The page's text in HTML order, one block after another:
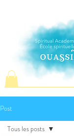
Post
Tous les posts